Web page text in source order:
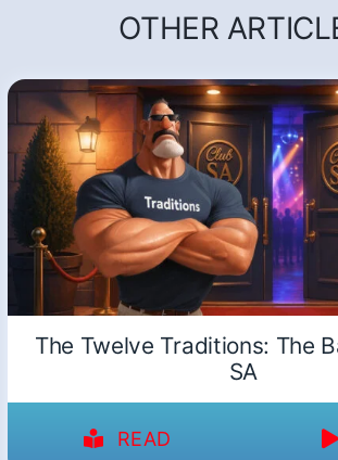
OTHER
The Twelve Traditions: The
SA
READ